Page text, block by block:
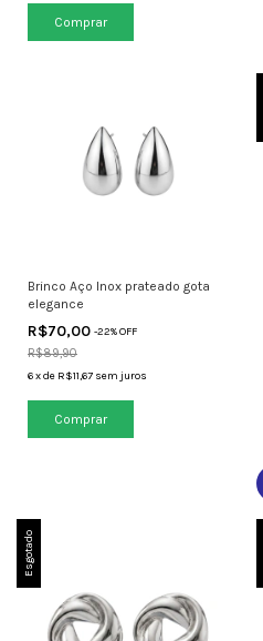
Brinco Aço Inox prateado gota
elegance
R$70,00 -22% OFF
R$89,90
6xde R$11,67 sem juros
Esgotado